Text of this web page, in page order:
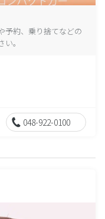
予約、乗り捨てなどの
。
048-922-0100